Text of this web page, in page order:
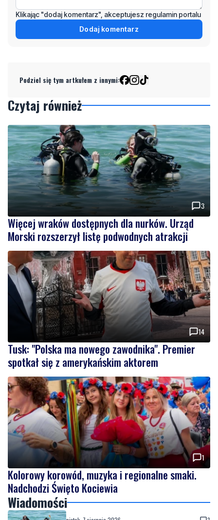
3
Więcej wraków dostępnych dla nurków. Urząd
Morski rozszerzył listę podwodnych atrakcji
14
Tusk: "Polska ma nowego zawodnika". Premier
spotkał się z amerykańskim aktorem
1
Kolorowy korowód, muzyka i regionalne smaki.
Nadchodzi Święto Kociewia
Wiadomości
piątek, 7 sierpnia 2026
Więcej wraków dostępnych dla nurków. Urząd
Morski rozszerzył listę podwodnych atrakcji